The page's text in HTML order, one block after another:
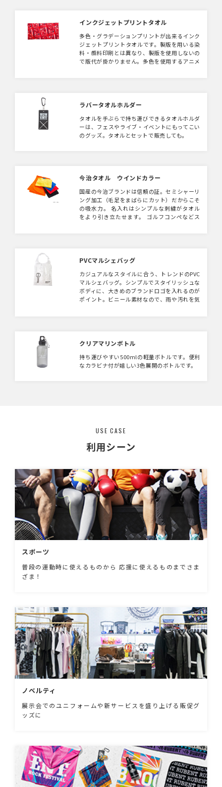
す。
インクジェットプリントタオル
多色・グラデーションプリントが出来るインク
ジェットプリントタオルです。製版を用いる染
料・顔料印刷とは異なり、製版を使用しないの
で版代が掛かりません。多色を使用するアニメ
ラバータオルホルダー
タオルを手ぶらで持ち運びできるタオルホルダ
ーは、フェスやライブ・イベントにもってこい
のグッズ。タオルとセットで販売しても。
今治タオル ウインドカラー
国産の今治ブランドは信頼の証。セミシャーリ
ング加工（毛足をまばらにカット）だからこそ
の吸水力。 名入れはシンプルな刺繍がタオル
をより引き立たせます。 ゴルフコンペなどス
PVCマルシェバッグ
カジュアルなスタイルに合う、トレンドのPVC
マルシェバッグ。シンプルでスタイリッシュな
ボディに、大きめのブランドロゴを入れるのが
ポイント。ビニール素材なので、雨や汚れを気
クリアマリンボトル
持ち運びやすい500mlの軽量ボトルです。便利
なカラビナ付が嬉しい3色展開のボトルです。
USE CASE
利用シーン
スポーツ
普段の運動時に使えるものから 応援に使えるものまでさま
ざま！
ノベルティ
展示会でのユニフォームや新サービスを盛り上げる販促グ
ッズに